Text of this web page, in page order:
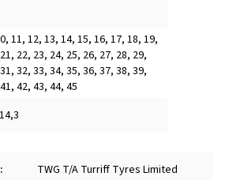
, 11, 12, 13, 14, 15, 16, 17, 18, 19,
21, 22, 23, 24, 25, 26, 27, 28, 29,
31, 32, 33, 34, 35, 36, 37, 38, 39,
41, 42, 43, 44, 45
: TWG T/A Turriff Tyres Limited